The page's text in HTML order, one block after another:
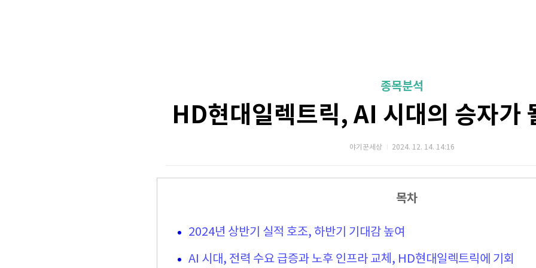
종목분석
HD현대일렉트릭, AI 시대의 승자가
야기꾼세상 2024. 12. 14. 14:16
목차
2024년 상반기 실적 호조, 하반기 기대감 높여
AI 시대, 전력 수요 급증과 노후 인프라 교체, HD현대일렉트릭에 기회